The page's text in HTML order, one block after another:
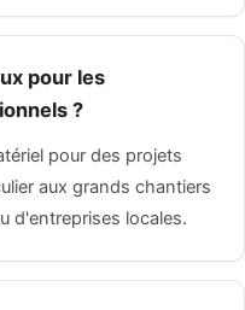
pour les
?
pour des projets
aux grands chantiers
d'entreprises locales.